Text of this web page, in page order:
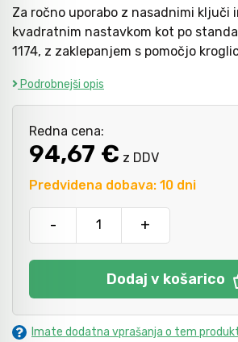
Za ročno uporabo z nasadnimi ključi
kvadratnim nastavkom kot po
1174, z zaklepanjem s pomočjo
Podrobnejši opis
Predvidena dobava: 10 dni
Redna cena:
94,67 € z DDV
- +
Dodaj v košarico
Imate dodatna vprašanja o tem
Kladiva
Točkala, dleta, luknjači in
Vzvodi in primeži
Škarje, noži in žage
Zaščitna oprema
Svetila
Mazanje